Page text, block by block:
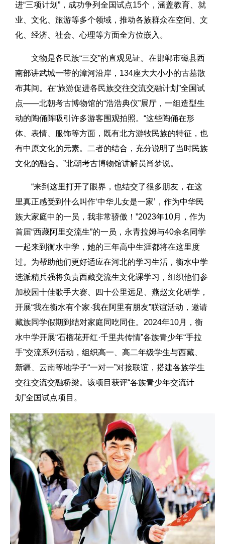
进“三项计划”，成功争列全国试点15个，涵盖教育、就
业、文化、旅游等多个领域，推动各族群众在空间、文
化、经济、社会、心理等方面全方位嵌入。
文物是各民族“三交”的直观见证。在邯郸市磁县西
南部讲武城一带的漳河沿岸，134座大大小小的古墓散
布其间。在“旅游促进各民族交往交流交融计划”全国试
点——北朝考古博物馆的“浩浩典仪”展厅，一组造型生
动的陶俑阵吸引许多游客围观拍照。“这些陶俑在形
体、表情、服饰等方面，既有北方游牧民族的特征，也
有中原文化的元素。二者的结合，充分说明了当时民族
文化的融合。”北朝考古博物馆讲解员肖梦说。
“来到这里打开了眼界，也结交了很多朋友，在这
里真正感受到什么叫作‘中华儿女是一家’，作为中华民
族大家庭中的一员，我非常骄傲！”2023年10月，作为
首届“西藏阿里交流生”的一员，永青拉姆与40余名同学
一起来到衡水中学，她的三年高中生涯都将在这里度
过。为帮助他们更好适应在河北的学习生活，衡水中学
选派精兵强将负责西藏交流生文化课学习，组织他们参
加校园十佳歌手大赛、四十公里远足、燕赵文化研学，
开展“我在衡水有个家·我在阿里有朋友”联谊活动，邀请
藏族同学假期到结对家庭同吃同住。2024年10月，衡
水中学开展“石榴花开红·千里共传情”各族青少年“手拉
手”交流系列活动，组织高一、高二年级学生与西藏、
新疆、云南等地学子“一对一”对接联谊，搭建各族学生
交往交流交融桥梁。该项目获评“各族青少年交流计
划”全国试点项目。